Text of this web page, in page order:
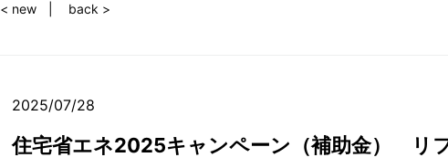
< new back >
2025/07/28
住宅省エネ2025キャンペーン（補助金） リ